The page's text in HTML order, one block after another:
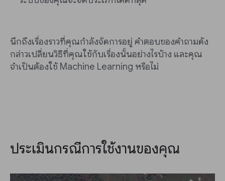
นึกถึงเรื่องราวที่คุณกำลังจัดการอยู่ คำตอบของคำถามดัง
กล่าวเปลี่ยนวิธีที่คุณใช้กับเรื่องนั้นอย่างไรบ้าง และคุณ
จำเป็นต้องใช้ Machine Learning หรือไม่
ประเมินกรณีการใช้งานของคุณ